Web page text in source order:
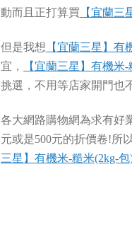
動而且正打算買 【宜蘭三
但是我想 【宜蘭三星】有
宜，
【宜蘭三星】有機米
挑選，不用等店家開門也
各大網路購物網為求有好
元或是500元的折價卷!所
三星】有機米-糙米(2kg-包